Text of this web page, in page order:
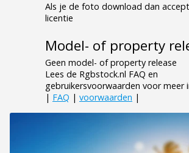
Als je de foto download dan
licentie
Model- of property
Geen model- of property release
Lees de Rgbstock.nl FAQ en
gebruikersvoorwaarden voor meer
| FAQ | voorwaarden |